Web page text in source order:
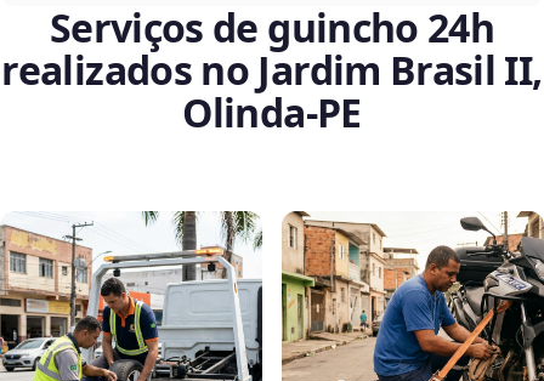
Serviços de guincho 24h
realizados no Jardim Brasil II,
Olinda‑PE